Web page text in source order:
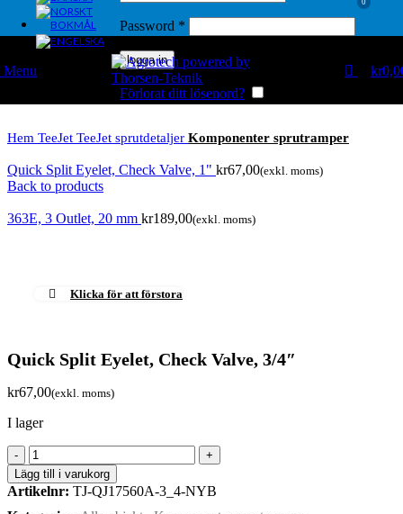
Password *
logga in
Förlorat ditt lösenord?
Menu
0
kr
Hem TeeJet TeeJet sprutdetaljer Komponenter sprutramper
Quick Split Eyelet, Check Valve, 1"
Back to products
363E, 3 Outlet, 20 mm
Klicka för att förstora
Quick Split Eyelet, Check Valve, 3/4″
kr
I lager
Lägg till i varukorg
Artikelnr: TJ-QJ17560A-3_4-NYB